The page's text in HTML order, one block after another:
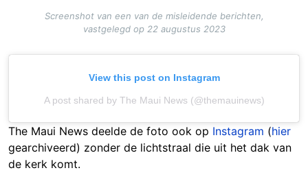
Screenshot van een van de misleidende berichten,
vastgelegd op 22 augustus 2023
View this post on Instagram
A post shared by The Maui News (@themauinews)
The Maui News deelde de foto ook op Instagram (hier
gearchiveerd) zonder de lichtstraal die uit het dak van
de kerk komt.